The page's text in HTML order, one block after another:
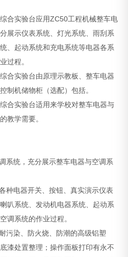
合实验台应用ZC50工程机械整车电
展示仪表系统、灯光系统、雨刮系
、起动系统和充电系统等电器各系
过程。
合实验台由原理示教板、整车电器
制机储物柜（选配）包括。
合实验台适用来学校对整车电器与
教学需要。
系统，充分展示整车电器与空调系
种电器开关、按钮、真实演示仪表
叭系统、发动机电器系统、起动系
调系统的作业过程。
污染、防火烧、防潮的高级铝塑
漆处置整理；操作面板打印有永不